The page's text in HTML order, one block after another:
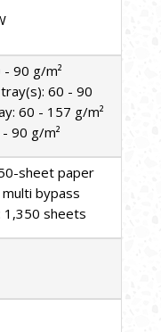
90 g/m²
60 - 90
60 - 157 g/m²
90 g/m²
sheet paper
bypass
1,350 sheets